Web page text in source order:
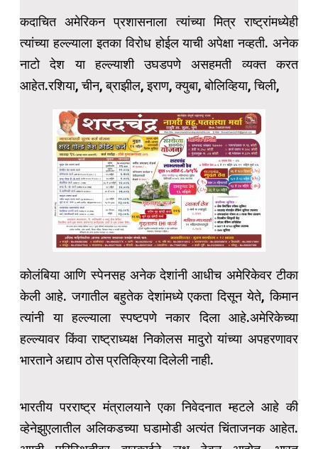
कदाचित अमेरिकन प्रशासनाला त्यांच्या मित्र राष्ट्रांमध्येही
त्यांच्या हल्ल्याला इतका विरोध होईल याची अपेक्षा नव्हती. अनेक
नाटो देश या हल्ल्याशी उघडपणे असहमती व्यक्त करत
आहेत.रशिया, चीन, ब्राझील, इराण, क्युबा, बोलिव्हिया, चिली,
कोलंबिया आणि स्पेनसह अनेक देशांनी आधीच अमेरिकेवर टीका
केली आहे. जगातील बहुतेक देशांमध्ये एकता दिसून येते, किमान
त्यांनी या हल्ल्याला स्पष्टपणे नकार दिला आहे.अमेरिकेच्या
हल्ल्यावर किंवा राष्ट्राध्यक्ष निकोलस मादुरो यांच्या अपहरणावर
भारताने अद्याप ठोस प्रतिक्रिया दिलेली नाही.
भारतीय परराष्ट्र मंत्रालयाने एका निवेदनात म्हटले आहे की
व्हेनेझुएलातील अलिकडच्या घडामोडी अत्यंत चिंताजनक आहेत.